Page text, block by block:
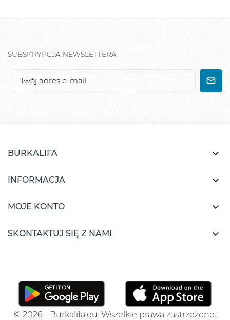
SUBSKRYPCJA NEWSLETTERA
BURKALIFA 
INFORMACJA 
MOJE KONTO 
SKONTAKTUJ SIĘ Z NAMI 
© 2026 - Burkalifa.eu. Wszelkie prawa zastrzeżone.